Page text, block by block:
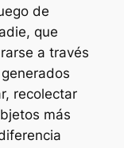
de
, que
a través
recolectar
más